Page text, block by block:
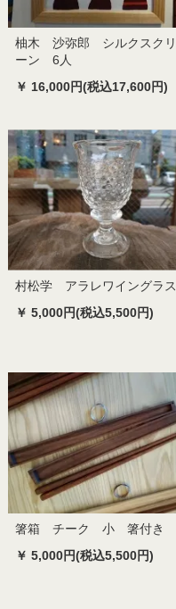
柚木 沙弥郎 シルクスクリ
ーン 6人
￥ 16,000円(税込17,600円)
村松学 アラレワイングラス
￥ 5,000円(税込5,500円)
箸箱 チーク 小 箸付き
￥ 5,000円(税込5,500円)